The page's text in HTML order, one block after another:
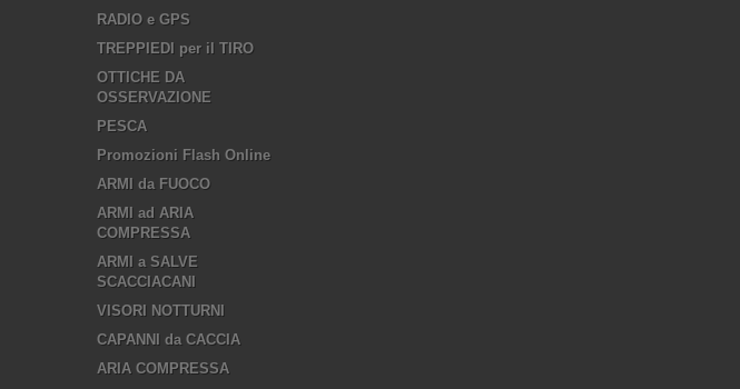
RADIO e GPS
TREPPIEDI per il TIRO
OTTICHE DA
OSSERVAZIONE
PESCA
Promozioni Flash Online
ARMI da FUOCO
ARMI ad ARIA
COMPRESSA
ARMI a SALVE
SCACCIACANI
VISORI NOTTURNI
CAPANNI da CACCIA
ARIA COMPRESSA